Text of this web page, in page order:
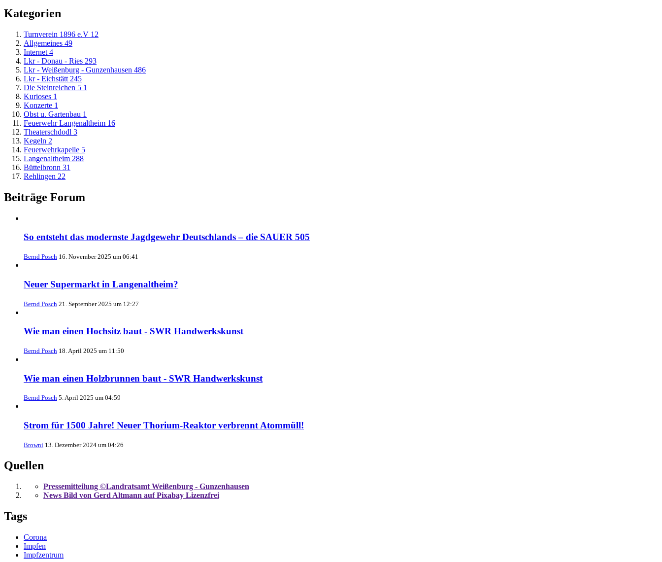
Kategorien
Turnverein 1896 e.V 12
Allgemeines 49
Internet 4
Lkr - Donau - Ries 293
Lkr - Weißenburg - Gunzenhausen 486
Lkr - Eichstätt 245
Die Steinreichen 5 1
Kurioses 1
Konzerte 1
Obst u. Gartenbau 1
Feuerwehr Langenaltheim 16
Theaterschdodl 3
Kegeln 2
Feuerwehrkapelle 5
Langenaltheim 288
Büttelbronn 31
Rehlingen 22
Beiträge Forum
So entsteht das modernste Jagdgewehr Deutschlands – die SAUER 505
Bernd Posch 16. November 2025 um 06:41
Neuer Supermarkt in Langenaltheim?
Bernd Posch 21. September 2025 um 12:27
Wie man einen Hochsitz baut - SWR Handwerkskunst
Bernd Posch 18. April 2025 um 11:50
Wie man einen Holzbrunnen baut - SWR Handwerkskunst
Bernd Posch 5. April 2025 um 04:59
Strom für 1500 Jahre! Neuer Thorium-Reaktor verbrennt Atommüll!
Browni 13. Dezember 2024 um 04:26
Quellen
Pressemitteilung ©Landratsamt Weißenburg - Gunzenhausen
News Bild von Gerd Altmann auf Pixabay Lizenzfrei
Tags
Corona
Impfen
Impfzentrum